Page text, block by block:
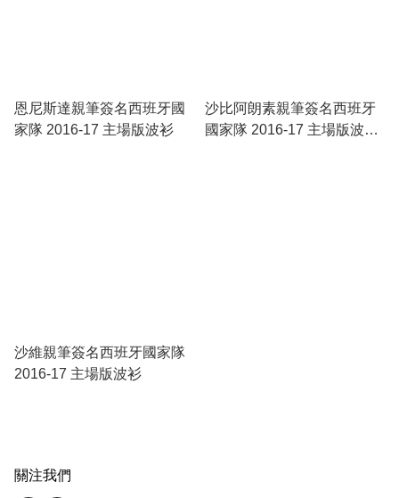
恩尼斯達親筆簽名西班牙國
家隊 2016-17 主場版波衫
沙比阿朗素親筆簽名西班牙
國家隊 2016-17 主場版波衫
沙維親筆簽名西班牙國家隊
2016-17 主場版波衫
關注我們